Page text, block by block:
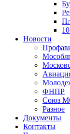
Новости
ФНПР
Союз
Разное
Документы
Контакты